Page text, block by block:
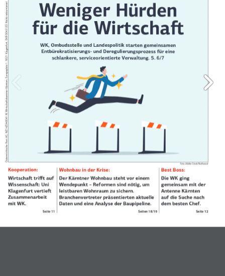
Österreichische Post AG, WZ14Z040041 W, Wirtschaskammer Kärnten, Europaplatz 1, 9021 Klagenfurt, DVR 0043133. Nicht retournieren!
Foto: Adobe Stock/Nuthawut
WK, Ombudsstelle und Landespolitik starten gemeinsamen
Entbürokratisierungs- und Deregulierungsprozess für eine
schlankere, serviceorientierte Verwaltung. S. 6/7
Weniger Hürden für
Best Boss:
Die WK ging
gemeinsam mit der
Antenne Kärnten
auf die Suche nach
dem besten Chef.
Seite 12
Kooperation:
Wirtscha trifft auf
Wissenscha: Uni
Klagenfurt vertie
Zusammenarbeit
mit WK.
Seite 11
Wohnbau in der Krise:
Der Kärntner Wohnbau steht vor einem
Wendepunkt – Reformen sind nötig, um
leistbaren Wohnraum zu sichern.
Branchenvertreter präsentierten aktuelle
Daten und eine Analyse der Baupipeline.
Seiten 18/19